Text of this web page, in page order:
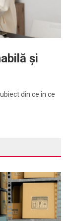
și
din ce în ce